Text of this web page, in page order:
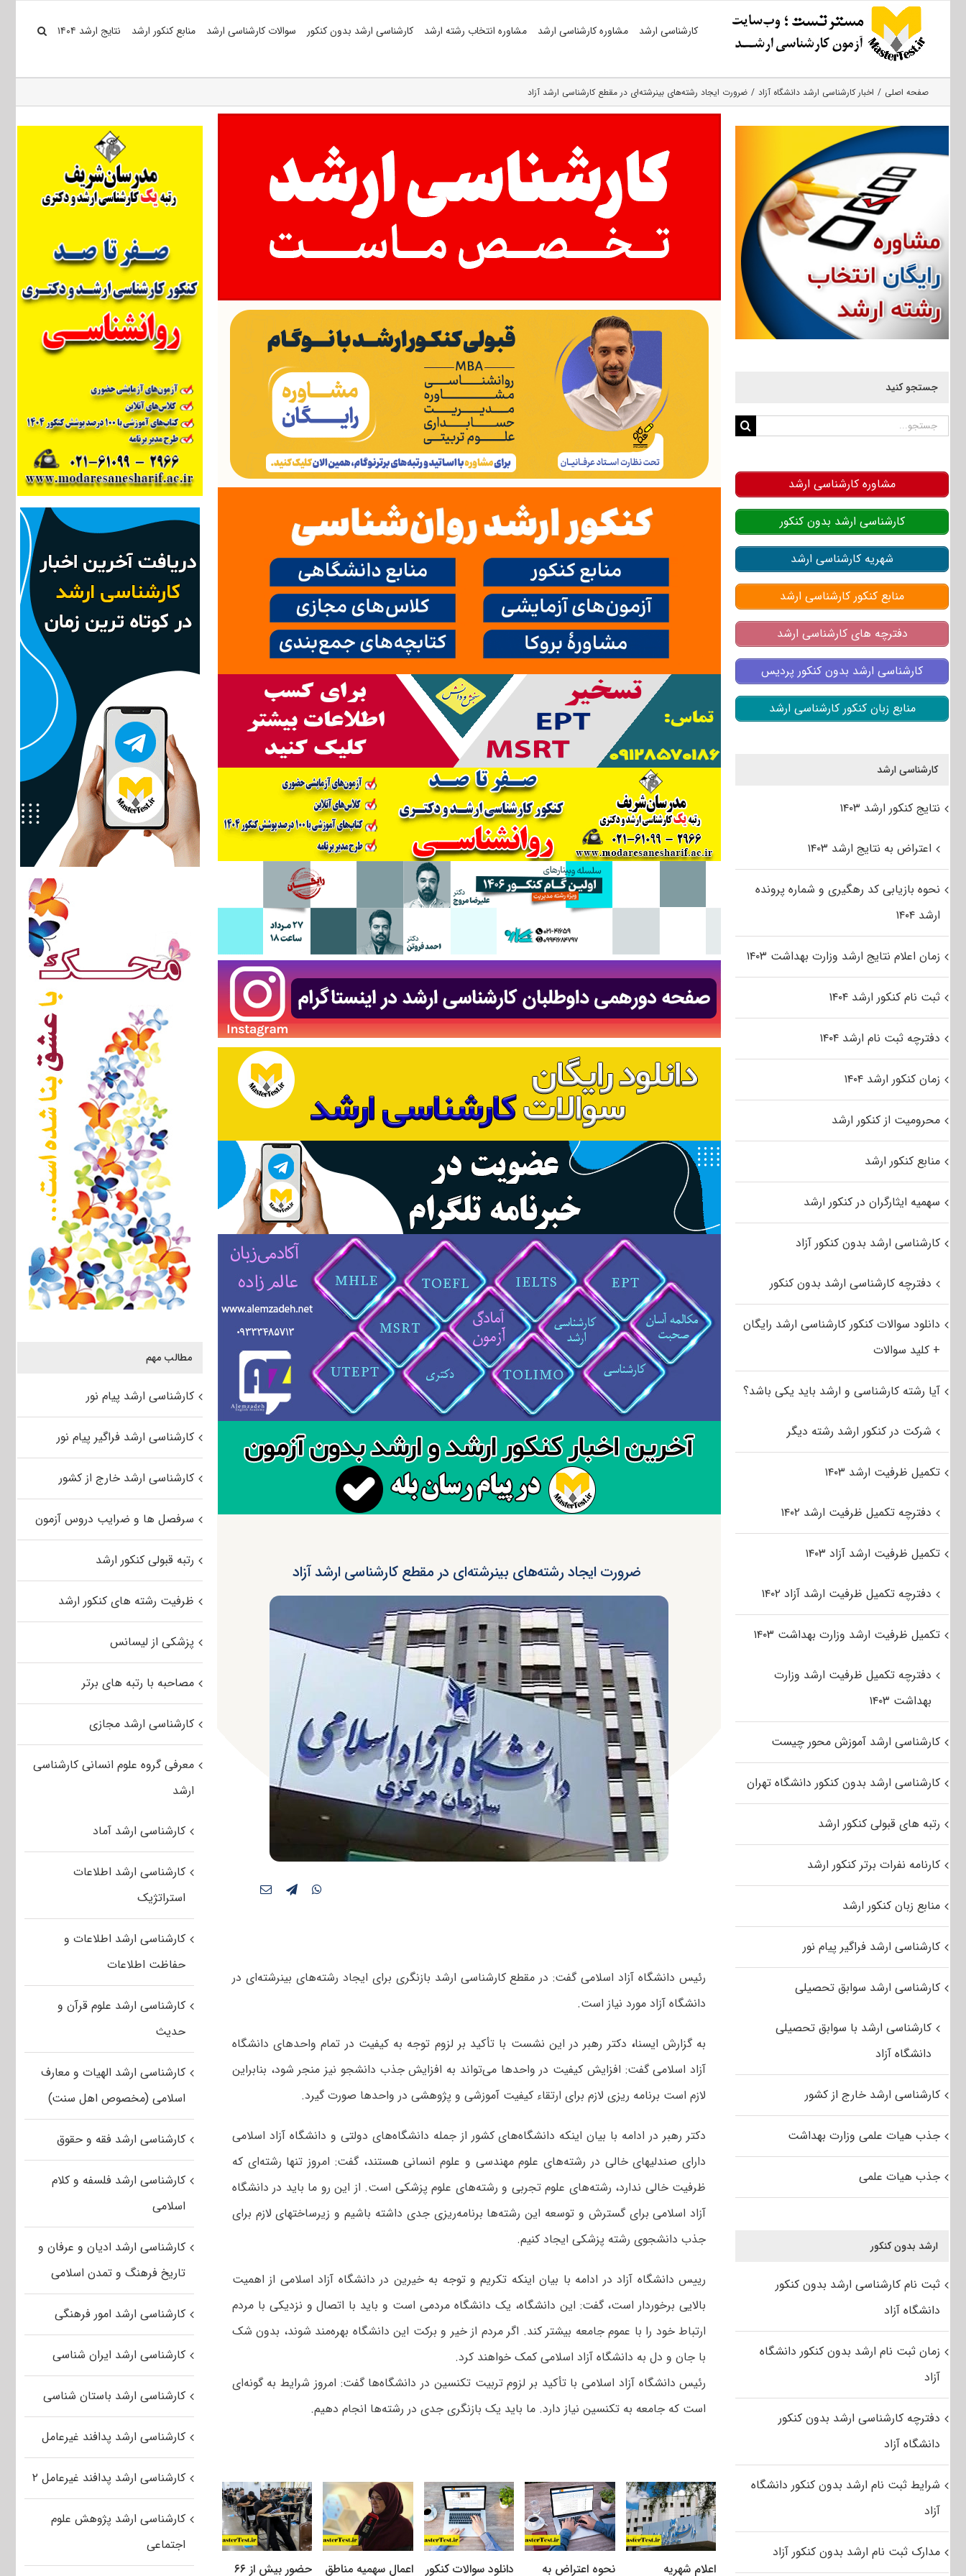
کارشناسی ارشد مشاوره کارشناسی ارشد مشاوره انتخاب رشته ارشد کارشناسی ارشد بدون کنکور سوالات کارشناسی ارشد منابع کنکور ارشد نتایج ارشد ۱۴۰۴
صفحه اصلی اخبار کارشناسی ارشد دانشگاه آزاد ضرورت ایجاد رشته‌های بین‎رشته‌ای در مقطع کارشناسی ارشد آزاد
ضرورت ایجاد رشته‌های بین‎رشته‌ای در مقطع کارشناسی ارشد آزاد
رئیس دانشگاه آزاد اسلامی گفت: در مقطع کارشناسی ارشد بازنگری برای ایجاد رشته‌های بین‎رشته‌ای در
دانشگاه آزاد مورد نیاز است.
به گزارش ایسنا، دکتر رهبر در این نشست با تأکید بر لزوم توجه به کیفیت در تمام واحدهای دانشگاه
آزاد اسلامی گفت: افزایش کیفیت در واحدها می‌تواند به افزایش جذب دانشجو نیز منجر شود، بنابراین
لازم است برنامه ریزی لازم برای ارتقاء کیفیت آموزشی و پژوهشی در واحدها صورت گیرد.
دکتر رهبر در ادامه با بیان اینکه دانشگاه‌های کشور از جمله دانشگاه‌های دولتی و دانشگاه آزاد اسلامی
دارای صندلیهای خالی در رشته‌های علوم مهندسی و علوم انسانی هستند، گفت: امروز تنها رشته‌ای که
ظرفیت خالی ندارد، رشته‌های علوم تجربی و رشته‌های علوم پزشکی است. از این رو ما باید در دانشگاه
آزاد اسلامی برای گسترش و توسعه این رشته‌ها برنامه‌ریزی جدی داشته باشیم و زیرساختهای لازم برای
جذب دانشجوی رشته پزشکی ایجاد کنیم.
رییس دانشگاه آزاد در ادامه با بیان اینکه تکریم و توجه به خیرین در دانشگاه آزاد اسلامی از اهمیت
بالایی برخوردار است، گفت: این دانشگاه، یک دانشگاه مردمی است و باید با اتصال و نزدیکی با مردم
ارتباط خود را با عموم جامعه بیشتر کند. اگر مردم از خیر و برکت این دانشگاه بهره‌مند شوند، بدون شک
با جان و دل به دانشگاه آزاد اسلامی کمک خواهند کرد.
رئیس دانشگاه آزاد اسلامی با تأکید بر لزوم تربیت تکنسین در دانشگاه‌ها گفت: امروز شرایط به گونه‌ای
است که جامعه به تکنسین نیاز دارد. ما باید یک بازنگری جدی در رشته‌ها انجام دهیم.
اعلام شهریه نحوه اعتراض به دانلود سوالات کنکور اعمال سهمیه مناطق حضور بیش از ۶۶
مطالب مهم
کارشناسی ارشد پیام نور
کارشناسی ارشد فراگیر پیام نور
کارشناسی ارشد خارج از کشور
سرفصل ها و ضرایب دروس آزمون
رتبه قبولی کنکور ارشد
ظرفیت رشته های کنکور ارشد
پزشکی از لیسانس
مصاحبه با رتبه های برتر
کارشناسی ارشد مجازی
معرفی گروه علوم انسانی کارشناسی
ارشد
کارشناسی ارشد آماد
کارشناسی ارشد اطلاعات
استراتژیک
کارشناسی ارشد اطلاعات و
حفاظت اطلاعات
کارشناسی ارشد علوم قرآن و
حدیث
کارشناسی ارشد الهیات و معارف
اسلامی (مخصوص اهل سنت)
کارشناسی ارشد فقه و حقوق
کارشناسی ارشد فلسفه و کلام
اسلامی
کارشناسی ارشد ادیان و عرفان و
تاریخ فرهنگ و تمدن اسلامی
کارشناسی ارشد امور فرهنگی
کارشناسی ارشد ایران شناسی
کارشناسی ارشد باستان شناسی
کارشناسی ارشد پدافند غیرعامل
کارشناسی ارشد پدافند غیرعامل ۲
کارشناسی ارشد پژوهش علوم
اجتماعی
جستجو کنید
جستجو
مشاوره کارشناسی ارشد
کارشناسی ارشد بدون کنکور
شهریه کارشناسی ارشد
منابع کنکور کارشناسی ارشد
دفترچه های کارشناسی ارشد
کارشناسی ارشد بدون کنکور پردیس
منابع زبان کنکور کارشناسی ارشد
کارشناسی ارشد
نتایج کنکور ارشد ۱۴۰۳
اعتراض به نتایج ارشد ۱۴۰۳
نحوه بازیابی کد رهگیری و شماره پرونده
ارشد ۱۴۰۴
زمان اعلام نتایج ارشد وزارت بهداشت ۱۴۰۳
ثبت نام کنکور ارشد ۱۴۰۴
دفترچه ثبت نام ارشد ۱۴۰۴
زمان کنکور ارشد ۱۴۰۴
محرومیت از کنکور ارشد
منابع کنکور ارشد
سهمیه ایثارگران در کنکور ارشد
کارشناسی ارشد بدون کنکور آزاد
دفترچه کارشناسی ارشد بدون کنکور
دانلود سوالات کنکور کارشناسی ارشد رایگان
+ کلید سوالات
آیا رشته کارشناسی و ارشد باید یکی باشد؟
شرکت در کنکور ارشد رشته دیگر
تکمیل ظرفیت ارشد ۱۴۰۳
دفترچه تکمیل ظرفیت ارشد ۱۴۰۲
تکمیل ظرفیت ارشد آزاد ۱۴۰۳
دفترچه تکمیل ظرفیت ارشد آزاد ۱۴۰۲
تکمیل ظرفیت ارشد وزارت بهداشت ۱۴۰۳
دفترچه تکمیل ظرفیت ارشد وزارت
بهداشت ۱۴۰۳
کارشناسی ارشد آموزش محور چیست
کارشناسی ارشد بدون کنکور دانشگاه تهران
رتبه های قبولی کنکور ارشد
کارنامه نفرات برتر کنکور ارشد
منابع زبان کنکور ارشد
کارشناسی ارشد فراگیر پیام نور
کارشناسی ارشد سوابق تحصیلی
کارشناسی ارشد با سوابق تحصیلی
دانشگاه آزاد
کارشناسی ارشد خارج از کشور
جذب هیات علمی وزارت بهداشت
جذب هیات علمی
ارشد بدون کنکور
ثبت نام کارشناسی ارشد بدون کنکور
دانشگاه آزاد
زمان ثبت نام ارشد بدون کنکور دانشگاه
آزاد
دفترچه کارشناسی ارشد بدون کنکور
دانشگاه آزاد
شرایط ثبت نام ارشد بدون کنکور دانشگاه
آزاد
مدارک ثبت نام ارشد بدون کنکور آزاد